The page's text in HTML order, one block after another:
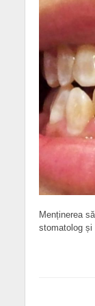
Menținerea
stomatolog